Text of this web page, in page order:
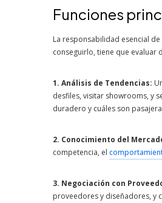
Funciones
La responsabilidad esencial
conseguirlo, tiene que evaluar
1. Análisis de Tendencias:
desfiles, visitar showrooms, y
duradero y cuáles son
2. Conocimiento del
competencia, el
3. Negociación con
proveedores y diseñadores, y